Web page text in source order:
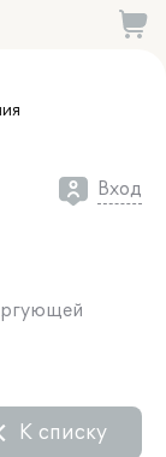
Вход
К списку